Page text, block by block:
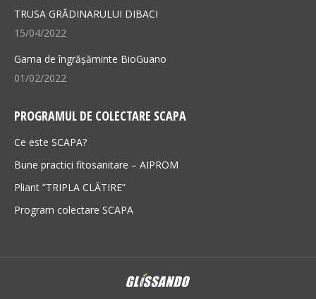
TRUSA GRĂDINARULUI DIBACI
15/04/2022
Gama de îngrășăminte BioGuano
01/02/2022
PROGRAMUL DE COLECTARE SCAPA
Ce este SCAPA?
Bune practici fitosanitare – AIPROM
Pliant ”TRIPLA CLĂTIRE”
Program colectare SCAPA